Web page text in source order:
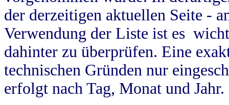
der derzeitigen aktuellen Seite -
Verwendung der Liste ist es
dahinter zu überprüfen. Eine
technischen Gründen nur
erfolgt nach Tag, Monat und Jahr.